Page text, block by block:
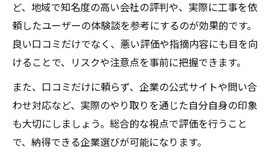
ど、地域で知名度の高い会社の評判や、実際に工事を依
頼したユーザーの体験談を参考にするのが効果的です。
良い口コミだけでなく、悪い評価や指摘内容にも目を向
けることで、リスクや注意点を事前に把握できます。
また、口コミだけに頼らず、企業の公式サイトや問い合
わせ対応など、実際のやり取りを通じた自分自身の印象
も大切にしましょう。総合的な視点で評価を行うこと
で、納得できる企業選びが可能になります。